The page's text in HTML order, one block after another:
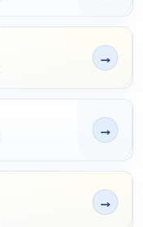
Non indiqué
→
Non indiqué
→
Non indiqué
→